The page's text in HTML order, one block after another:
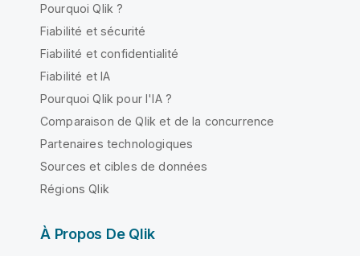
Pourquoi Qlik ?
Fiabilité et sécurité
Fiabilité et confidentialité
Fiabilité et IA
Pourquoi Qlik pour l'IA ?
Comparaison de Qlik et de la concurrence
Partenaires technologiques
Sources et cibles de données
Régions Qlik
À Propos De Qlik